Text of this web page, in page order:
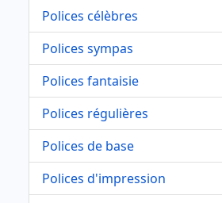
Polices célèbres
Polices sympas
Polices fantaisie
Polices régulières
Polices de base
Polices d'impression